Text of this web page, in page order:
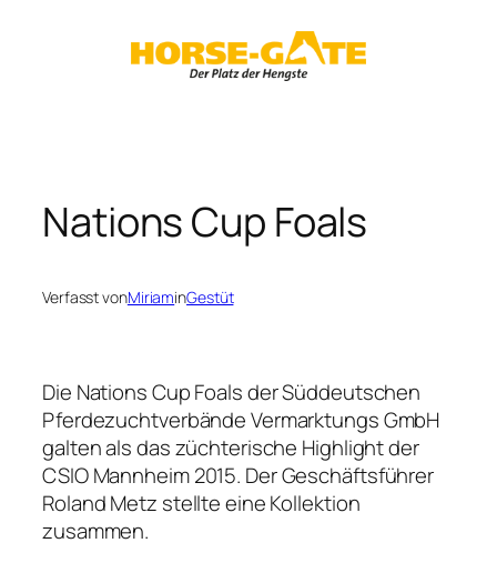
Nations Cup Foals
Verfasst vonMiriaminGestüt
Die Nations Cup Foals der Süddeutschen
Pferdezuchtverbände Vermarktungs GmbH
galten als das züchterische Highlight der
CSIO Mannheim 2015. Der Geschäftsführer
Roland Metz stellte eine Kollektion
zusammen.